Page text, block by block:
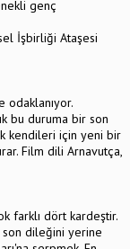
genç
İşbirliği Ataşesi
odaklanıyor.
bu duruma bir son
kendileri için yeni bir
Film dili Arnavutça,
farklı dört kardeştir.
dileğini yerine